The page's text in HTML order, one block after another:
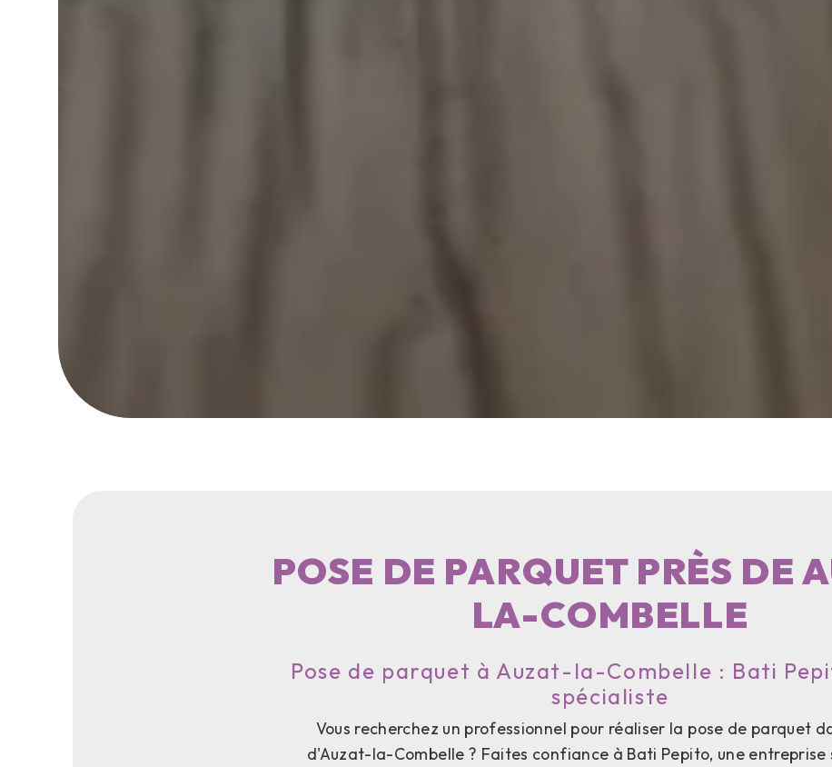
POSE DE PARQUET PRÈS DE
LA-COMBELLE
Pose de parquet à Auzat-la-Combelle : Bati
spécialiste
Vous recherchez un professionnel pour réaliser la pose de parquet
d'Auzat-la-Combelle ? Faites confiance à Bati Pepito, une entreprise